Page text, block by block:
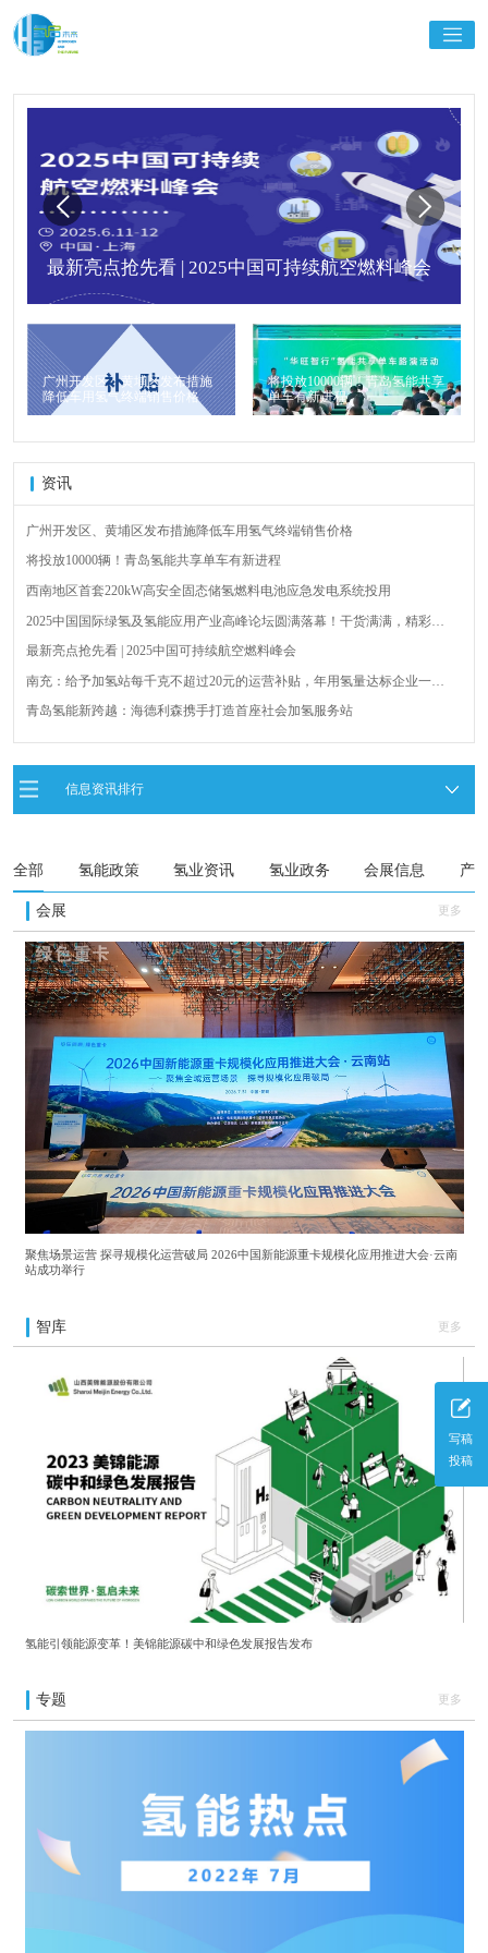
最新亮点抢先看 | 2025中国可持续航空燃料峰会
广州开发区、黄埔区发布措施
降低车用氢气终端销售价格
将投放10000辆！青岛氢能共享
单车有新进程
资讯
广州开发区、黄埔区发布措施降低车用氢气终端销售价格
将投放10000辆！青岛氢能共享单车有新进程
西南地区首套220kW高安全固态储氢燃料电池应急发电系统投用
2025中国国际绿氢及氢能应用产业高峰论坛圆满落幕！干货满满，精彩瞬
最新亮点抢先看 | 2025中国可持续航空燃料峰会
南充：给予加氢站每千克不超过20元的运营补贴，年用氢量达标企业一次
青岛氢能新跨越：海德利森携手打造首座社会加氢服务站
全球首台套！240吨氢能矿用刚性自卸车联合开发协议签署暨项目阶段开发
荷兰氢能产业联盟到访天德工业装备，与市区相关领导就威海文登区氢能
写稿
投稿
信息资讯排行
全部 氢能政策 氢业资讯 氢业政务 会展信息 产
会展 更多
聚焦场景运营 探寻规模化运营破局 2026中国新能源重卡规模化应用推进大会·云南
站成功举行
智库 更多
氢能引领能源变革！美锦能源碳中和绿色发展报告发布
专题 更多